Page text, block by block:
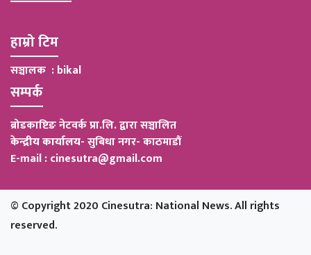
हाम्रो टिम
सञ्चालक : bikal
सम्पर्क
ब्रोडकाष्टिङ नेटवर्क प्रा.लि. द्वारा सञ्चालित
केन्द्रीय कार्यालय-सुबिधा नगर- काठमाडौं
E-mail : cinesutra@gmail.com
© Copyright 2020 Cinesutra: National News. All rights
reserved.